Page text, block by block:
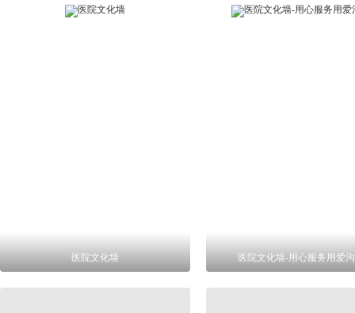
医院文化墙 医院文化墙-用心服务用爱